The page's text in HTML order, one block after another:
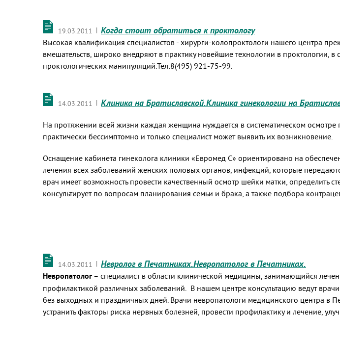
19.03.2011 | Когда стоит обратиться к проктологу
Высокая квалификация специалистов - хирурги-колопроктологи нашего центра
вмешательств, широко внедряют в практику новейшие технологии в проктологии,
проктологических манипуляций.Тел:8(495) 921-75-99.
14.03.2011 | Клиника на Братиславской.Клиника гинекологии на
На протяжении всей жизни каждая женщина нуждается в систематическом
практически бессимптомно и только специалист может выявить их возникновение.
Оснащение кабинета гинеколога клиники «Евромед С» ориентировано на
лечения всех заболеваний женских половых органов, инфекций, которые
врач имеет возможность провести качественный осмотр шейки матки, определить
консультирует по вопросам планирования семьи и брака, а также подбора
14.03.2011 | Невролог в Печатниках.Невропатолог в Печатниках.
Невропатолог – специалист в области клинической медицины, занимающийся
профилактикой различных заболеваний. В нашем центре консультацию ведут
без выходных и праздничных дней. Врачи невропатологи медицинского центра в
устранить факторы риска нервных болезней, провести профилактику и лечение,